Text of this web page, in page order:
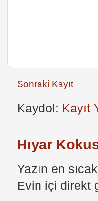
Sonraki Kayıt
Kaydol: Kayıt
Hıyar
Yazın en
Evin içi direkt